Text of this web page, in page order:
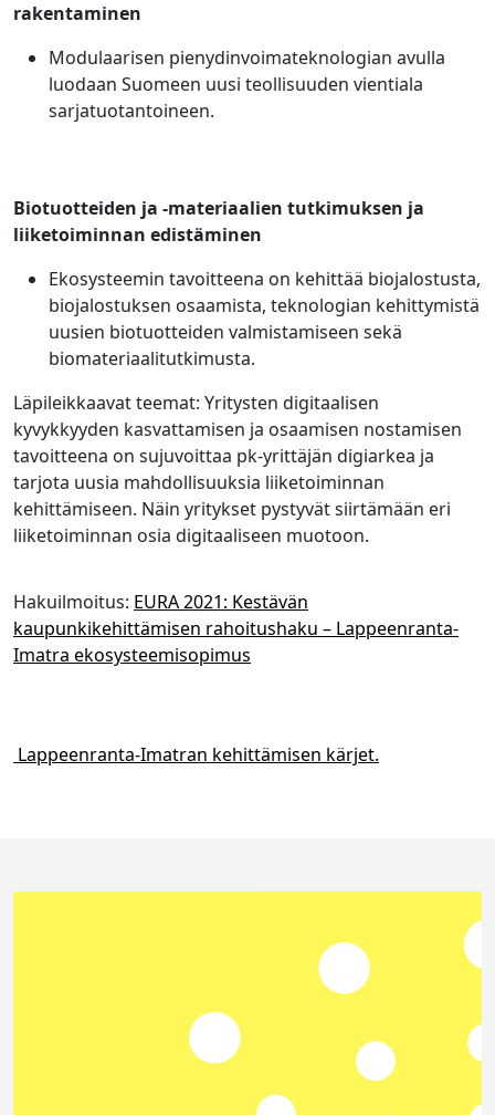
rakentaminen
Modulaarisen pienydinvoimateknologian avulla
luodaan Suomeen uusi teollisuuden vientiala
sarjatuotantoineen.
Biotuotteiden ja -materiaalien tutkimuksen ja
liiketoiminnan edistäminen
Ekosysteemin tavoitteena on kehittää biojalostusta,
biojalostuksen osaamista, teknologian kehittymistä
uusien biotuotteiden valmistamiseen sekä
biomateriaalitutkimusta.
Läpileikkaavat teemat: Yritysten digitaalisen
kyvykkyyden kasvattamisen ja osaamisen nostamisen
tavoitteena on sujuvoittaa pk-yrittäjän digiarkea ja
tarjota uusia mahdollisuuksia liiketoiminnan
kehittämiseen. Näin yritykset pystyvät siirtämään eri
liiketoiminnan osia digitaaliseen muotoon.
Hakuilmoitus: EURA 2021: Kestävän
kaupunkikehittämisen rahoitushaku – Lappeenranta-
Imatra ekosysteemisopimus
Lappeenranta-Imatran kehittämisen kärjet.